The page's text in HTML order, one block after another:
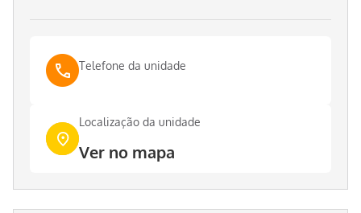
Telefone da unidade
Localização da unidade
Ver no mapa